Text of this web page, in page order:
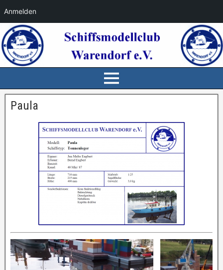
Paula
Anmelden